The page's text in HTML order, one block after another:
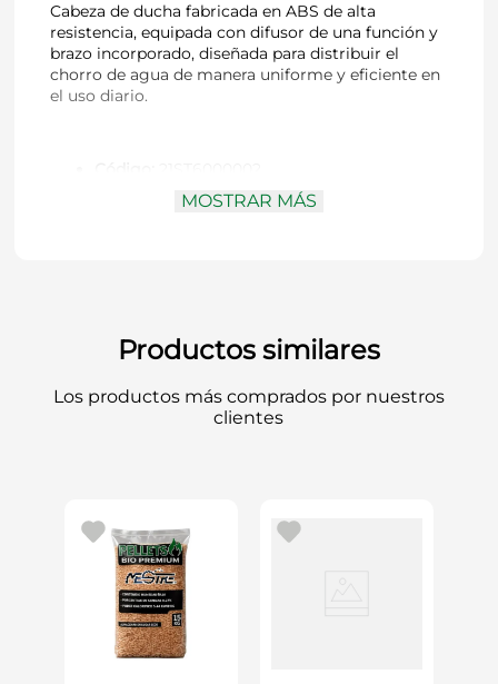
Cabeza de ducha fabricada en ABS de alta
resistencia, equipada con difusor de una función y
brazo incorporado, diseñada para distribuir el
chorro de agua de manera uniforme y eficiente en
el uso diario.
Stretto
Cabeza de ducha con brazo
Normativa: Cumple norma chilena NCh 700-
2011
Incluye:Cobertor y cabezal móvil
cromada que se integra fácilmente en distintos
espacios de baño.
MOSTRAR MÁS
Productos similares
Los productos más comprados por nuestros
clientes